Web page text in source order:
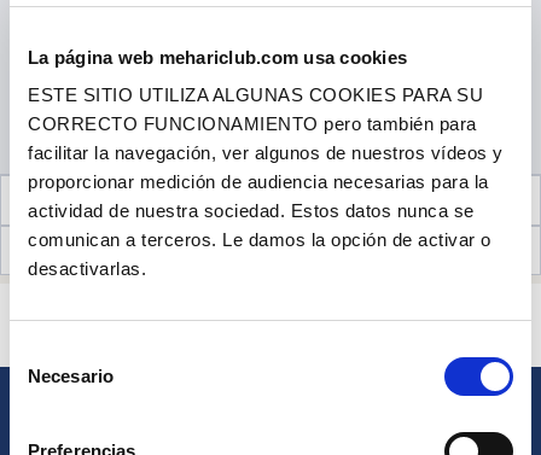
La página web mehariclub.com usa cookies
ESTE SITIO UTILIZA ALGUNAS COOKIES PARA SU
CORRECTO FUNCIONAMIENTO pero también para
facilitar la navegación, ver algunos de nuestros vídeos y
proporcionar medición de audiencia necesarias para la
actividad de nuestra sociedad. Estos datos nunca se
comunican a terceros. Le damos la opción de activar o
desactivarlas.
Necesario
Preferencias
3x
4x
CANTIDAD
AÑADIR A LA CESTA
INFORMACIÓN TÉCNICA
OPINIONES DE CLIENTES (0)